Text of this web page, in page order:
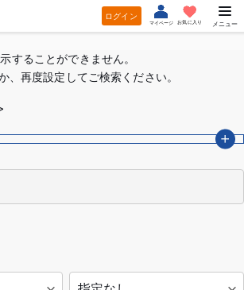
ログイン
マイページ お気に入り メニュー
することができません。
、再度設定してご検索ください。